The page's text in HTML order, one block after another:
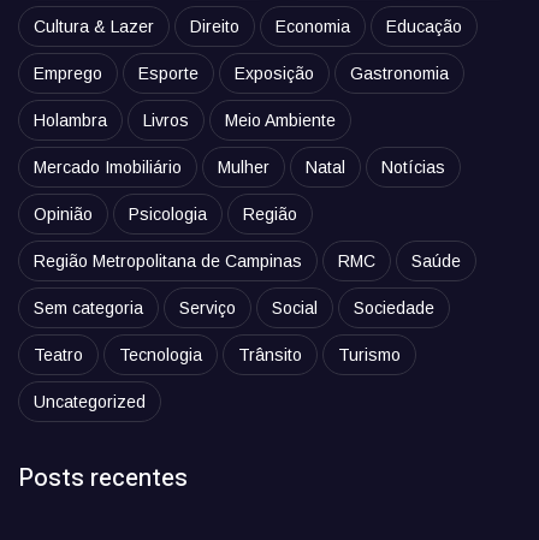
Cultura & Lazer Direito Economia Educação
Emprego Esporte Exposição Gastronomia
Holambra Livros Meio Ambiente
Mercado Imobiliário Mulher Natal Notícias
Opinião Psicologia Região
Região Metropolitana de Campinas RMC Saúde
Sem categoria Serviço Social Sociedade
Teatro Tecnologia Trânsito Turismo
Uncategorized
Posts recentes